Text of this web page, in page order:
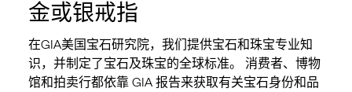
金或银戒指
在GIA美国宝石研究院，我们提供宝石和珠宝专业知
识，并制定了宝石及珠宝的全球标准。 消费者、博物
馆和拍卖行都依靠 GIA 报告来获取有关宝石身份和品